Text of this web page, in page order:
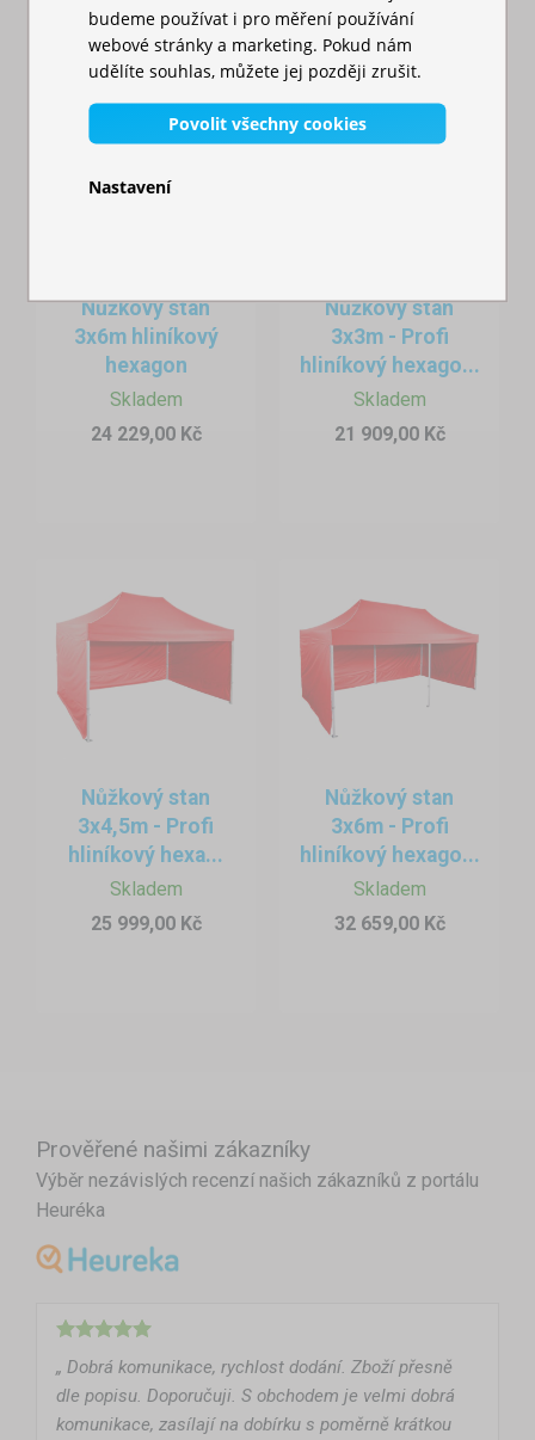
Nůžkový stan
3x6m hliníkový
hexagon
Skladem
24 229,00 Kč
Nůžkový stan
3x3m - Profi
hliníkový hexago...
Skladem
21 909,00 Kč
Nůžkový stan
3x4,5m - Profi
hliníkový hexa...
Skladem
25 999,00 Kč
Nůžkový stan
3x6m - Profi
hliníkový hexago...
Skladem
32 659,00 Kč
Prověřené našimi zákazníky
Výběr nezávislých recenzí našich zákazníků z portálu
Heuréka
„ Dobrá komunikace, rychlost dodání. Zboží přesně
dle popisu. Doporučuji. S obchodem je velmi dobrá
komunikace, zasílají na dobírku s poměrně krátkou
budeme používat i pro měření používání
webové stránky a marketing. Pokud nám
udělíte souhlas, můžete jej později zrušit.
Povolit všechny cookies
Nastavení